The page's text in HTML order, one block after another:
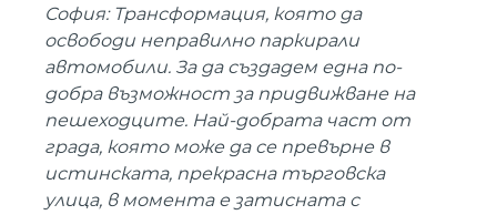
София: Трансформация, която да
освободи неправилно паркирали
автомобили. За да създадем една по-
добра възможност за придвижване на
пешеходците. Най-добрата част от
града, която може да се превърне в
истинската, прекрасна търговска
улица, в момента е затисната с